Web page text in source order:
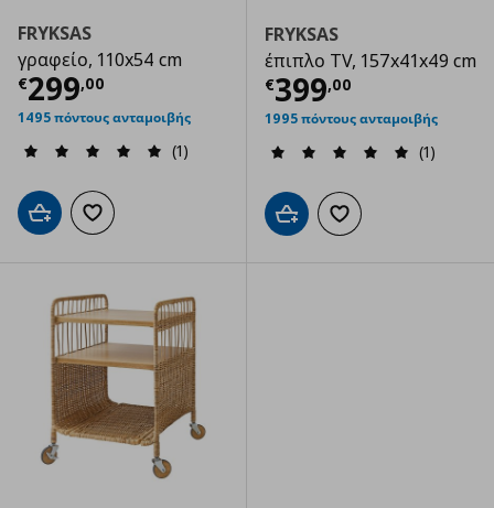
FRYKSAS
γραφείο, 110x54 cm
€299,00
Τρέχουσα τιμή € 299,00
1495 πόντους ανταμοιβής
(1)
Προσθήκη στο καλάθι
Προσθήκη στα αγαπημένα
FRYKSAS
έπιπλο TV, 157x41x49 cm
€399,00
Τρέχουσα
1995 πόντους ανταμοιβής
(1)
Προσθήκη στο καλάθι
Προσθήκη στα